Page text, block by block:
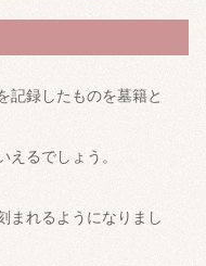
記録したものを墓籍と
えるでしょう。
まれるようになりまし